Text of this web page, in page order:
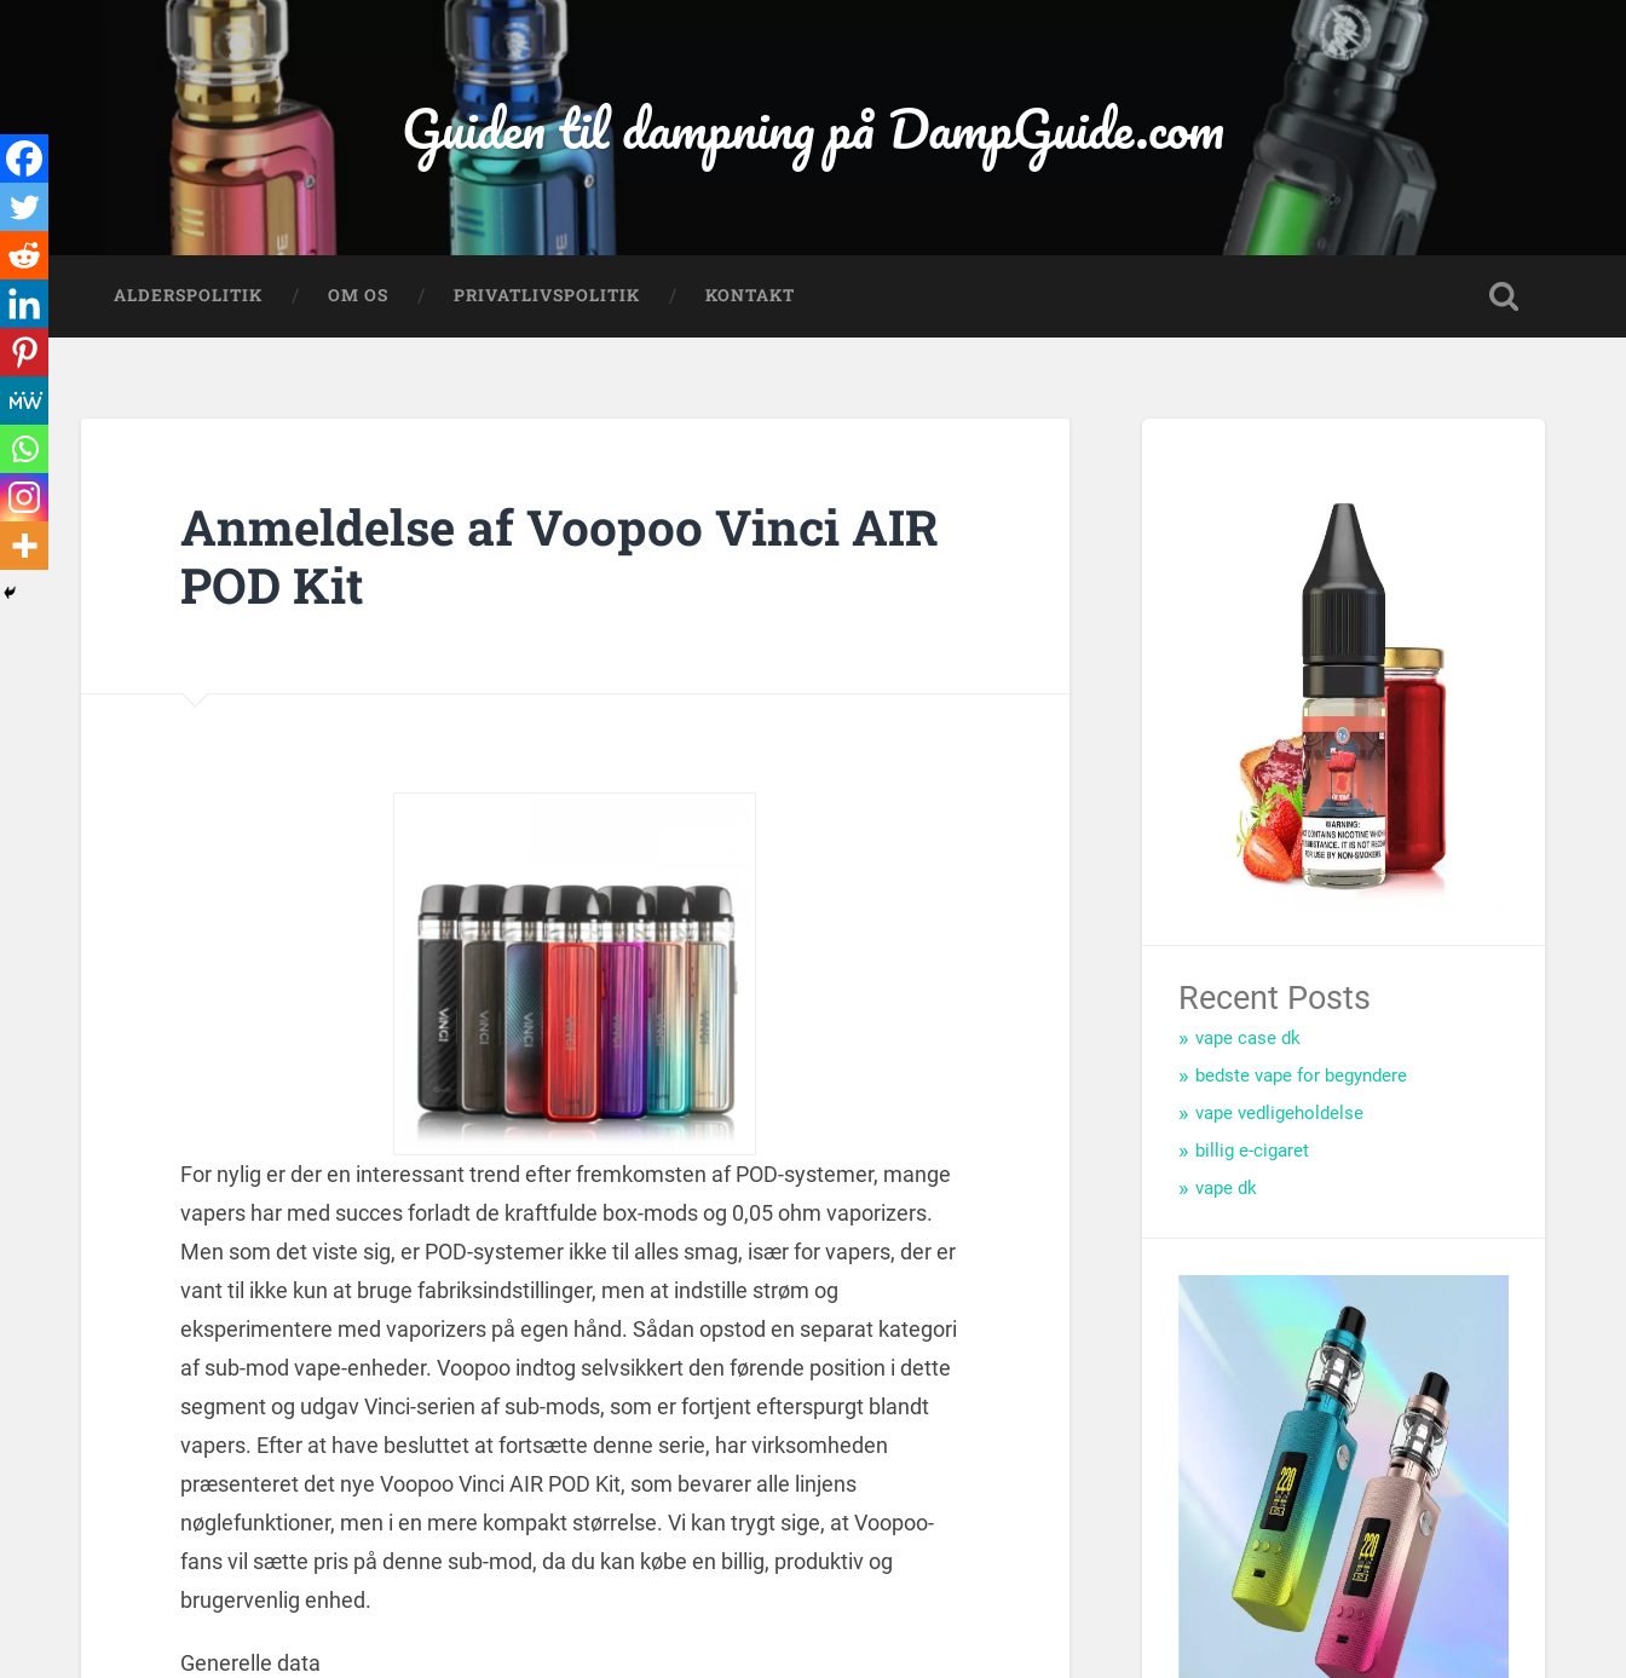
Guiden til dampning på DampGuide.com
ALDERSPOLITIK OM OS PRIVATLIVSPOLITIK KONTAKT
Anmeldelse af Voopoo Vinci AIR
POD Kit
For nylig er der en interessant trend efter fremkomsten af ​​POD-systemer, mange
vapers har med succes forladt de kraftfulde box-mods og 0,05 ohm vaporizers.
Men som det viste sig, er POD-systemer ikke til alles smag, især for vapers, der er
vant til ikke kun at bruge fabriksindstillinger, men at indstille strøm og
eksperimentere med vaporizers på egen hånd. Sådan opstod en separat kategori
af sub-mod vape-enheder. Voopoo indtog selvsikkert den førende position i dette
segment og udgav Vinci-serien af ​​sub-mods, som er fortjent efterspurgt blandt
vapers. Efter at have besluttet at fortsætte denne serie, har virksomheden
præsenteret det nye Voopoo Vinci AIR POD Kit, som bevarer alle linjens
nøglefunktioner, men i en mere kompakt størrelse. Vi kan trygt sige, at Voopoo-
fans vil sætte pris på denne sub-mod, da du kan købe en billig, produktiv og
brugervenlig enhed.
Generelle data
Recent Posts
vape case dk
bedste vape for begyndere
vape vedligeholdelse
billig e-cigaret
vape dk